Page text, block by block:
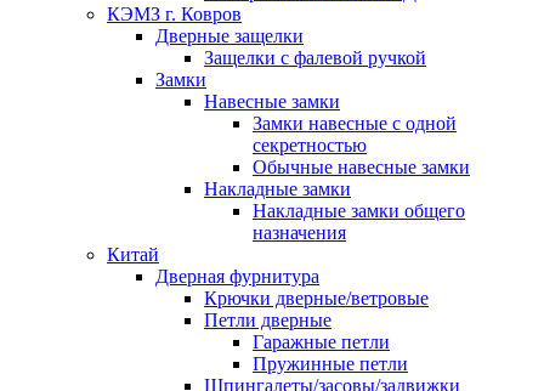
КЭМЗ г. Ковров
Дверные защелки
Защелки с фалевой ручкой
Замки
Навесные замки
Замки навесные с одной
секретностью
Обычные навесные замки
Накладные замки
Накладные замки общего
назначения
Китай
Дверная фурнитура
Крючки дверные/ветровые
Петли дверные
Гаражные петли
Пружинные петли
Шпингалеты/засовы/задвижки